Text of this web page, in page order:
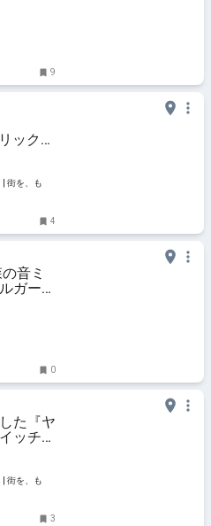
9
ック）
街を、もっ
4
音ミ
ガーデ
23日
0
た『ヤ
ッチ＆
街を、もっ
3